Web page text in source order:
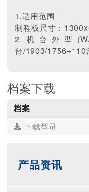
1.适用范围：
制程板尺寸：
2.机台外型(W/
台/1903/1756+110
档案下载
档案
下载型录
产品资讯